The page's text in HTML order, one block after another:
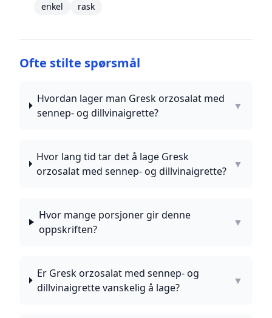
enkel
rask
Ofte stilte spørsmål
Hvordan lager man Gresk orzosalat med
sennep- og dillvinaigrette?
▼
Hvor lang tid tar det å lage Gresk
orzosalat med sennep- og dillvinaigrette?
▼
Hvor mange porsjoner gir denne
oppskriften?
▼
Er Gresk orzosalat med sennep- og
dillvinaigrette vanskelig å lage?
▼